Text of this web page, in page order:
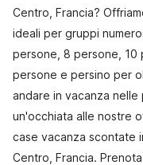
Centro, Francia?
ideali per gruppi
persone, 8 persone, 10
persone e persino per
andare in vacanza nelle
un'occhiata alle nostre
case vacanza scontate
Centro, Francia.